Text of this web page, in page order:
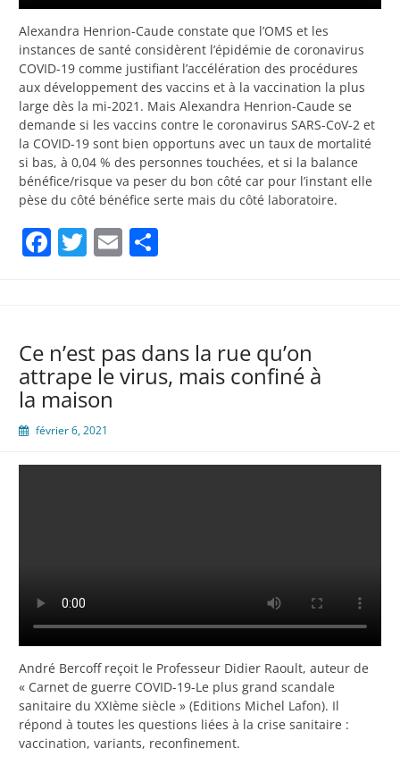
Alexandra Henrion-Caude constate que l’OMS et les
instances de santé considèrent l’épidémie de coronavirus
COVID-19 comme justifiant l’accélération des procédures
aux développement des vaccins et à la vaccination la plus
large dès la mi-2021. Mais Alexandra Henrion-Caude se
demande si les vaccins contre le coronavirus SARS-CoV-2 et
la COVID-19 sont bien opportuns avec un taux de mortalité
si bas, à 0,04 % des personnes touchées, et si la balance
bénéfice/risque va peser du bon côté car pour l’instant elle
pèse du côté bénéfice serte mais du côté laboratoire.
Facebook
Twitter
Email
Ce n’est pas dans la rue qu’on
attrape le virus, mais confiné à
la maison
février 6, 2021
André Bercoff reçoit le Professeur Didier Raoult, auteur de
« Carnet de guerre COVID-19-Le plus grand scandale
sanitaire du XXIème siècle » (Editions Michel Lafon). Il
répond à toutes les questions liées à la crise sanitaire :
vaccination, variants, reconfinement.